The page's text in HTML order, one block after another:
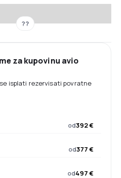
??
za kupovinu avio
isplati rezervisati povratne
od392 €
od377 €
od497 €